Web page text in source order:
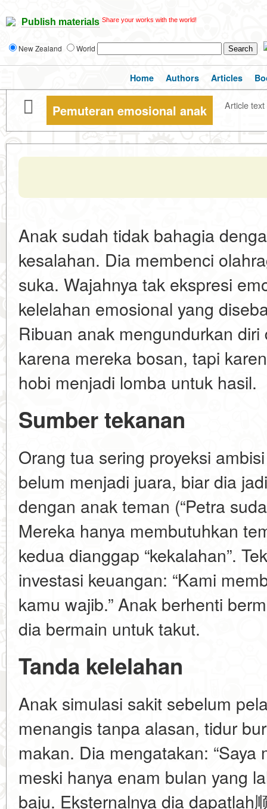
Publish materials Share your works with the world!
New Zealand World
Home Authors Articles
Pemuteran emosional anak Article text
Anak sudah tidak bahagia
kesalahan. Dia membenci
suka. Wajahnya tak ekspresi
kelelahan emosional yang
Ribuan anak mengundurkan
karena mereka bosan, tapi
hobi menjadi lomba untuk hasil.
Sumber tekanan
Orang tua sering proyeksi
belum menjadi juara, biar dia
dengan anak teman (“Petra
Mereka hanya membutuhkan
kedua dianggap “kekalahan”.
investasi keuangan: “Kami
kamu wajib.” Anak berhenti
dia bermain untuk takut.
Tanda kelelahan
Anak simulasi sakit sebelum
menangis tanpa alasan, tidur
makan. Dia mengatakan: “Saya
meski hanya enam bulan yang
baju. Eksternalnya dia dapatlah